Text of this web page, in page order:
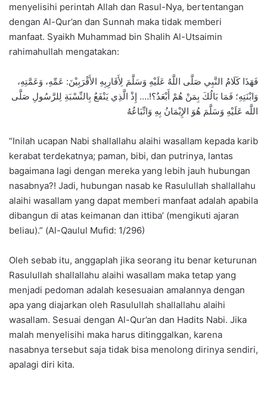
menyelisihi perintah Allah dan Rasul-Nya, bertentangan
dengan Al-Qur’an dan Sunnah maka tidak memberi
manfaat. Syaikh Muhammad bin Shalih Al-Utsaimin
rahimahullah mengatakan:
فَهَذَا كَلَامُ النَّبِي صَلَّى اللَّهُ عَلَيْهِ وَسَلَّمَ لِأَقَارِبِهِ الأَقْرَبِيْنَ: عَمِّهِ، وَعَمَّتِهِ،
وَابْنَتِهِ؛ فَمَا بَالُكَ بِمَنْ هُمْ أَبْعَدُ؟!…. إِذْ الَّذِي يَنْفَعُ بِالنِّسْبَةِ لِلرَّسُولِ صَلَّى
اللَّه عَلَيْهِ وَسَلَّمَ هُوَ الإِيْمَانُ بِهِ وَاتِّبَاعُهُ
“Inilah ucapan Nabi shallallahu alaihi wasallam kepada karib
kerabat terdekatnya; paman, bibi, dan putrinya, lantas
bagaimana lagi dengan mereka yang lebih jauh hubungan
nasabnya?! Jadi, hubungan nasab ke Rasulullah shallallahu
alaihi wasallam yang dapat memberi manfaat adalah apabila
dibangun di atas keimanan dan ittiba’ (mengikuti ajaran
beliau).” (Al-Qaulul Mufid: 1/296)
Oleh sebab itu, anggaplah jika seorang itu benar keturunan
Rasulullah shallallahu alaihi wasallam maka tetap yang
menjadi pedoman adalah kesesuaian amalannya dengan
apa yang diajarkan oleh Rasulullah shallallahu alaihi
wasallam. Sesuai dengan Al-Qur’an dan Hadits Nabi. Jika
malah menyelisihi maka harus ditinggalkan, karena
nasabnya tersebut saja tidak bisa menolong dirinya sendiri,
apalagi diri kita.